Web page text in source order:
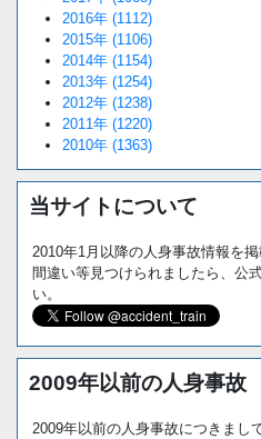
2016年 (1112)
2015年 (1106)
2014年 (1154)
2013年 (1254)
2012年 (1238)
2011年 (1220)
2010年 (1363)
当サイトについて
2010年1月以降の人身事故情報を掲
間違い等見つけられましたら、公
い。
2009年以前の人身事故
2009年以前の人身事故につきまし